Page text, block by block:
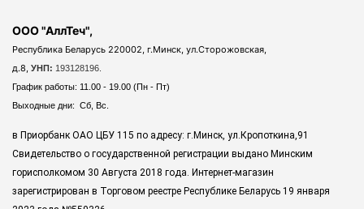
ООО "АллТеч",
Республика Беларусь 220002, г.Минск, ул.Сторожовская,
д.8, УНП: 193128196.
График работы: 11.00 - 19.00 (Пн - Пт)
Выходные дни: Сб, Вс.
в Приорбанк ОАО ЦБУ 115 по адресу: г.Минск, ул.Кропоткина,91
Свидетельство о государственной регистрации выдано Минским
горисполкомом 30 Августа 2018 года. Интернет-магазин
зарегистрирован в Торговом реестре Республике Беларусь 19 января